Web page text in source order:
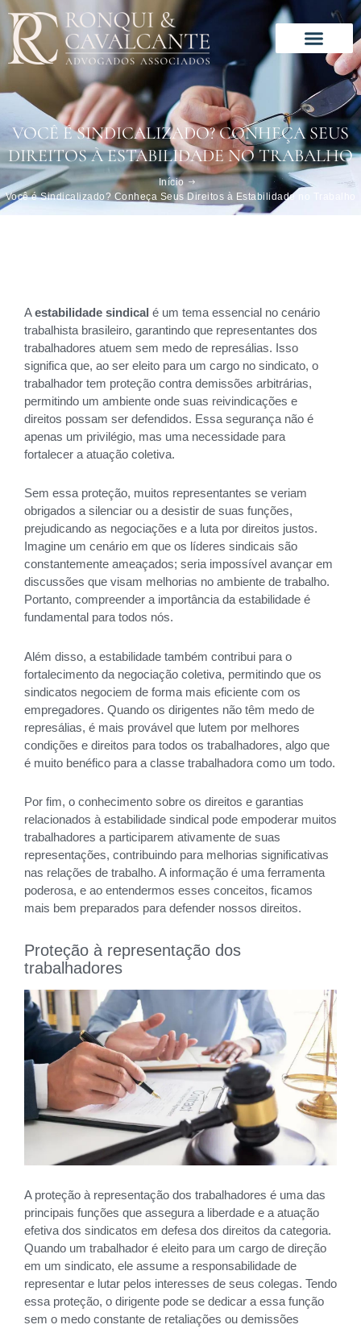
para
o
conteúdo
VOCÊ É SINDICALIZADO? CONHEÇA SEUS
DIREITOS À ESTABILIDADE NO TRABALHO
Início
Você é Sindicalizado? Conheça Seus Direitos à Estabilidade no Trabalho
Aestabilidade sindical é um tema essencial no cenário
trabalhista brasileiro, garantindo que representantes dos
trabalhadores atuem sem medo de represálias. Isso
significa que, ao ser eleito para um cargo no sindicato, o
trabalhador tem proteção contra demissões arbitrárias,
permitindo um ambiente onde suas reivindicações e
direitos possam ser defendidos. Essa segurança não é
apenas um privilégio, mas uma necessidade para
fortalecer a atuação coletiva.
Sem essa proteção, muitos representantes se veriam
obrigados a silenciar ou a desistir de suas funções,
prejudicando as negociações e a luta por direitos justos.
Imagine um cenário em que os líderes sindicais são
constantemente ameaçados; seria impossível avançar em
discussões que visam melhorias no ambiente de trabalho.
Portanto, compreender a importância da estabilidade é
fundamental para todos nós.
Além disso, a estabilidade também contribui para o
fortalecimento da negociação coletiva, permitindo que os
sindicatos negociem de forma mais eficiente com os
empregadores. Quando os dirigentes não têm medo de
represálias, é mais provável que lutem por melhores
condições e direitos para todos os trabalhadores, algo que
é muito benéfico para a classe trabalhadora como um todo.
Por fim, o conhecimento sobre os direitos e garantias
relacionados à estabilidade sindical pode empoderar muitos
trabalhadores a participarem ativamente de suas
representações, contribuindo para melhorias significativas
nas relações de trabalho. A informação é uma ferramenta
poderosa, e ao entendermos esses conceitos, ficamos
mais bem preparados para defender nossos direitos.
Proteção à representação dos
trabalhadores
A proteção à representação dos trabalhadores é uma das
principais funções que assegura a liberdade e a atuação
efetiva dos sindicatos em defesa dos direitos da categoria.
Quando um trabalhador é eleito para um cargo de direção
em um sindicato, ele assume a responsabilidade de
representar e lutar pelos interesses de seus colegas. Tendo
essa proteção, o dirigente pode se dedicar a essa função
sem o medo constante de retaliações ou demissões